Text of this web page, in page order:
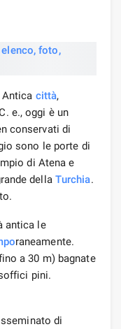
città,
e., oggi è un
conservati di
sono le porte di
di Atena e
della Turchia.
antica le
raneamente.
a 30 m) bagnate
pini.
di